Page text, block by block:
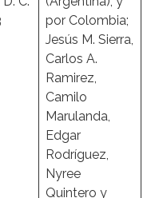
por Colombia;
Jesús M. Sierra,
Carlos A.
Ramirez,
Camilo
Marulanda,
Edgar
Rodríguez,
Nyree
Quintero y